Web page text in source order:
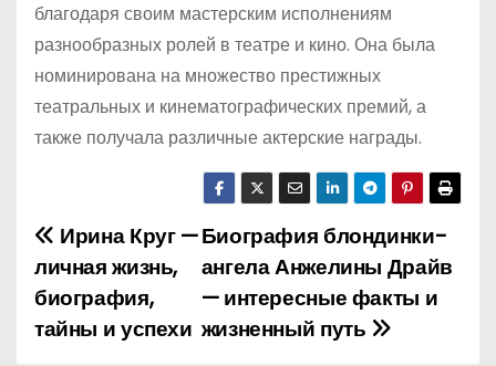
благодаря своим мастерским исполнениям
разнообразных ролей в театре и кино. Она была
номинирована на множество престижных
театральных и кинематографических премий, а
также получала различные актерские награды.
Н
а
в
Биография блондинки-
ангела Анжелины Драйв
— интересные факты и
жизненный путь
Ирина Круг —
личная жизнь,
биография,
тайны и успехи